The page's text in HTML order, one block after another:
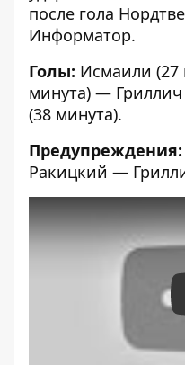
после гола
Информатор.
Голы: Исмаили (27
минута) —
(38 минута).
Предупреждения:
Ракицкий —